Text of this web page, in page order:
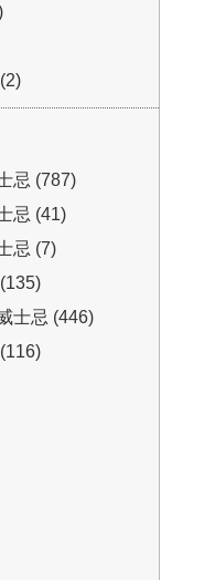
忌 (787)
忌 (41)
忌 (7)
士忌 (446)